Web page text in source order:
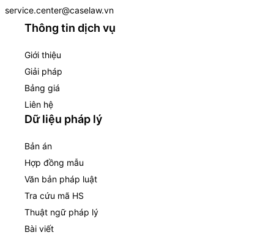
service.center@caselaw.vn
Thông tin dịch vụ
Giới thiệu
Giải pháp
Bảng giá
Liên hệ
Dữ liệu pháp lý
Bản án
Hợp đồng mẫu
Văn bản pháp luật
Tra cứu mã HS
Thuật ngữ pháp lý
Bài viết